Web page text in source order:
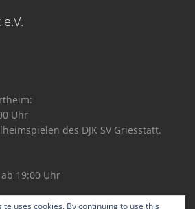
Uhr
des DJK SV Griesstätt.
19:00 Uhr
uses cookies. By continuing to use this